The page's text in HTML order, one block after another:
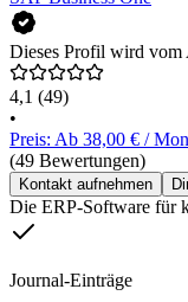
Dieses Profil wird vom
4,1 (49)
•
Preis: Ab 38,00 € /
(49 Bewertungen)
Kontakt aufnehmen
Die ERP-Software für
Journal-Einträge